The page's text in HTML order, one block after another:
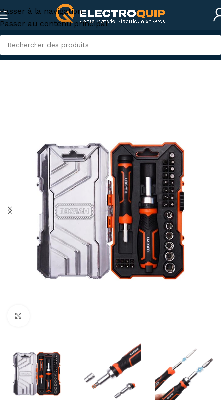
Passer à la navigation
Passer au contenu principal
Accueil/Accessoires et outillage/Outillage